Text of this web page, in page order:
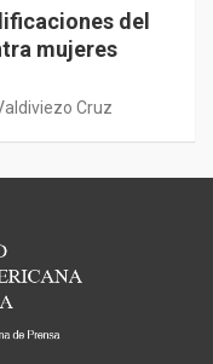
del
mujeres
Cruz